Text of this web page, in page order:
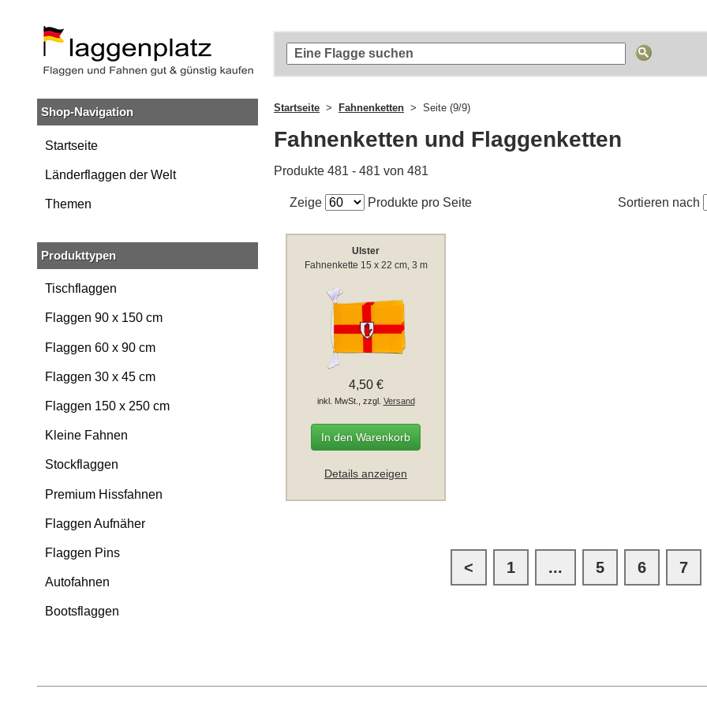
Hauptinhalt
springen
Suche
Zur
Navigation
springen
Shop-Navigation
Startseite
Länderflaggen der Welt
Themen
Produkttypen
Tischflaggen
Flaggen 90 x 150 cm
Flaggen 60 x 90 cm
Flaggen 30 x 45 cm
Flaggen 150 x 250 cm
Kleine Fahnen
Stockflaggen
Premium Hissfahnen
Flaggen Aufnäher
Flaggen Pins
Autofahnen
Bootsflaggen
Startseite Fahnenketten Seite (9/9)
Fahnenketten und Flaggenketten
Produkte 481 - 481 von 481
Zeige Produkte pro Seite Sortieren nach
Ulster
Fahnenkette 15 x 22 cm, 3 m
4,50 €
inkl. MwSt., zzgl. Versand
In den Warenkorb
Details anzeigen
< 1 ... 5 6 7